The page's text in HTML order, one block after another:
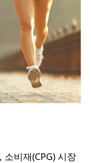
비재(CPG) 시장